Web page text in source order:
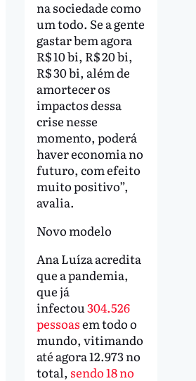
na sociedade como
um todo. Se a gente
gastar bem agora
R$ 10 bi, R$ 20 bi,
R$ 30 bi, além de
amortecer os
impactos dessa
crise nesse
momento, poderá
haver economia no
futuro, com efeito
muito positivo”,
avalia.
Novo modelo
Ana Luíza acredita
que a pandemia,
que já
infectou 304.526
pessoasem todo o
mundo, vitimando
até agora 12.973 no
total, sendo 18 no